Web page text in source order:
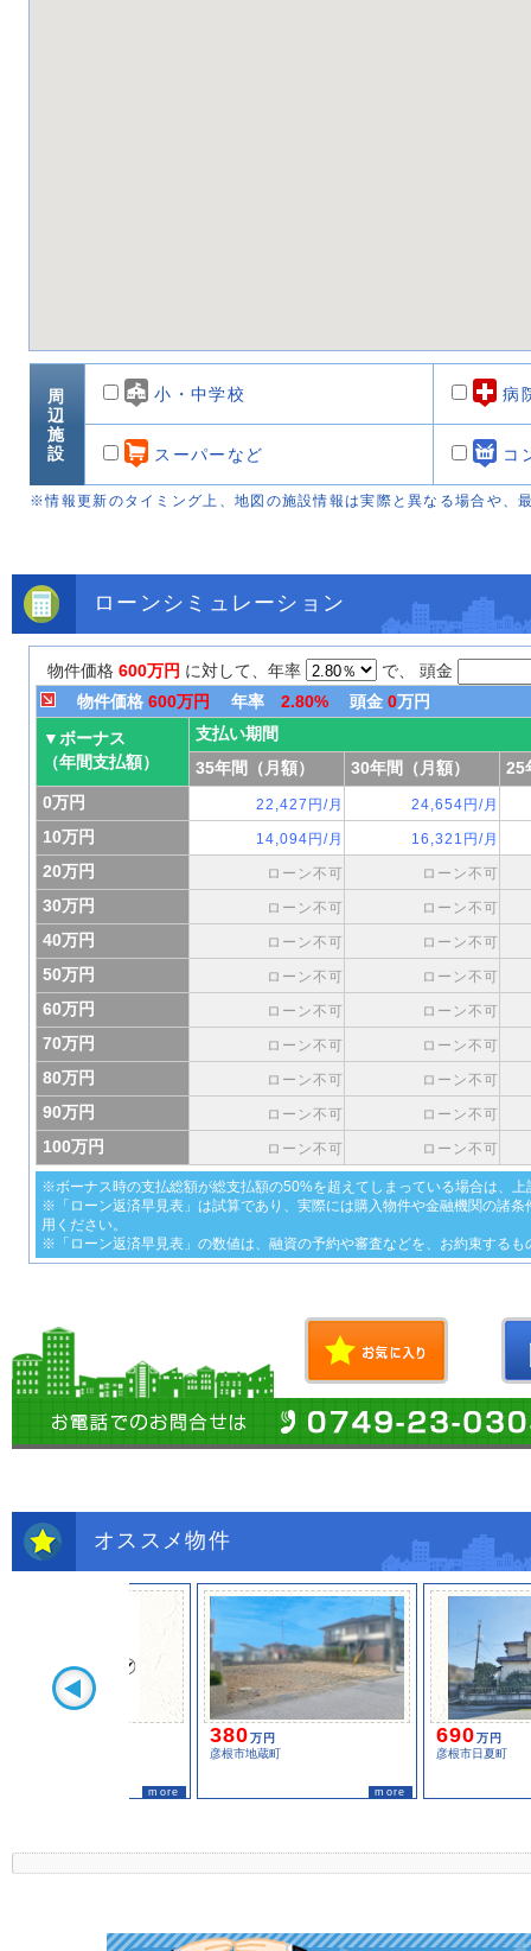
周
辺
施
設
小・中学校 病
スーパーなど コ
※情報更新のタイミング上、地図の施設情報は実際と異なる場合や、
ローンシミュレーション
オススメ物件
万円
彦根市地蔵町
万円
彦根市日夏町